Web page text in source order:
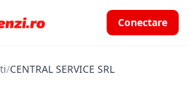
Conectare
/CENTRAL SERVICE SRL